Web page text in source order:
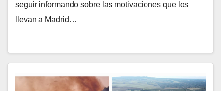
seguir informando sobre las motivaciones que los
llevan a Madrid…